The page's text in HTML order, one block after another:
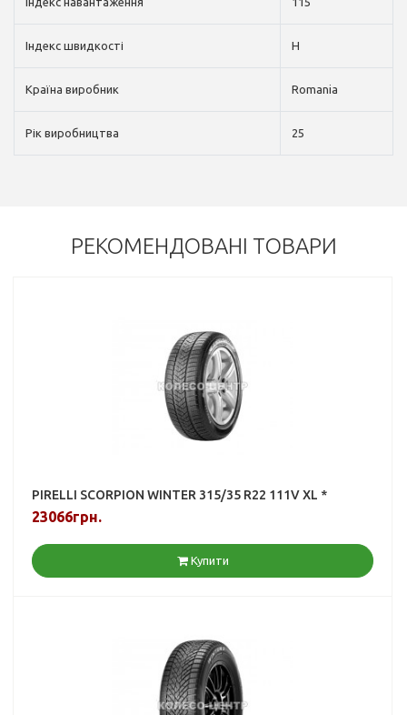
Індекс швидкості H
Країна виробник Romania
Рік виробництва 25
РЕКОМЕНДОВАНІ ТОВАРИ
PIRELLI SCORPION WINTER 315/35 R22 111V XL *
23066грн.
Купити